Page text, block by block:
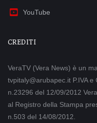
YouTube
CREDITI
VeraTV (Vera News) è un
tvpitaly@arubapec.it P.IVA
n.23296 del 12/09/2012
al Registro della Stampa
n.503 del 14/08/2012.